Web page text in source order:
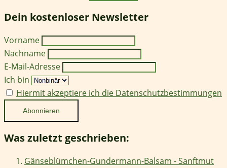
Dein kostenloser Newsletter
Vorname
Nachname
E-Mail-Adresse
Ich bin
Hiermit akzeptiere ich die Datenschutzbestimmungen
Was zuletzt geschrieben:
Gänseblümchen-Gundermann-Balsam - Sanftmut